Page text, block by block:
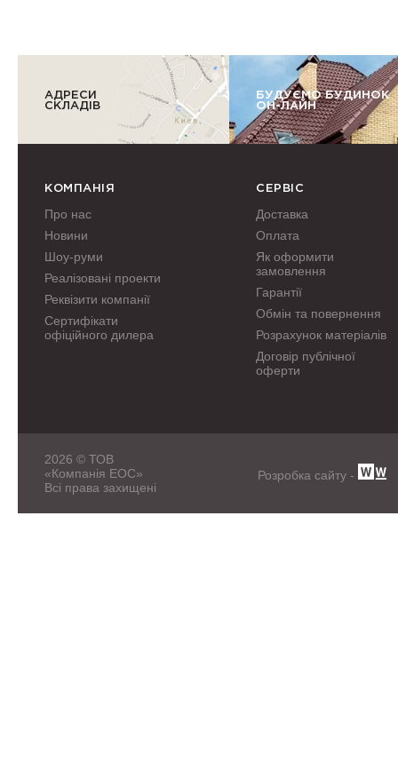
АДРЕСИ
СКЛАДІВ
БУДУЄМО БУДИНОК
ОН-ЛАЙН
КОМПАНІЯ
Про нас
Новини
Шоу-руми
Реалізовані проекти
Реквізити компанії
Сертифікати
офіційного дилера
СЕРВІС
Доставка
Оплата
Як оформити
замовлення
Гарантії
Обмін та повернення
Розрахунок матеріалів
Договір публічної
оферти
2026 © ТОВ
«Компанія ЕОС»
Всі права захищені
Розробка сайту -